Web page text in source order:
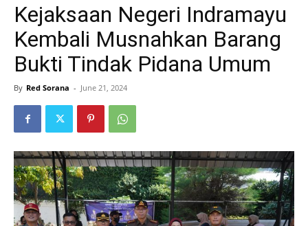
Kejaksaan Negeri Indramayu
Kembali Musnahkan Barang
Bukti Tindak Pidana Umum
By Red Sorana - June 21, 2024